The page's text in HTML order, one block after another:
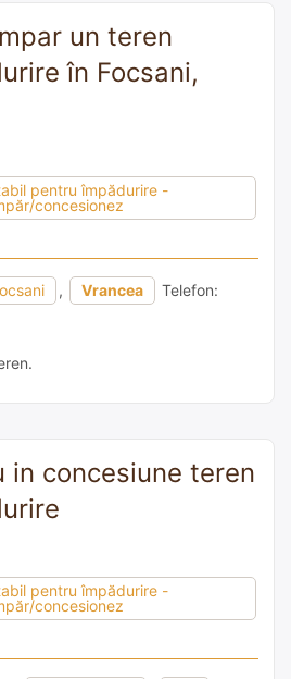
un teren
în Focsani,
pentru împădurire -
concesionez
, Vrancea
Telefon:
in concesiune teren
pentru împădurire -
concesionez